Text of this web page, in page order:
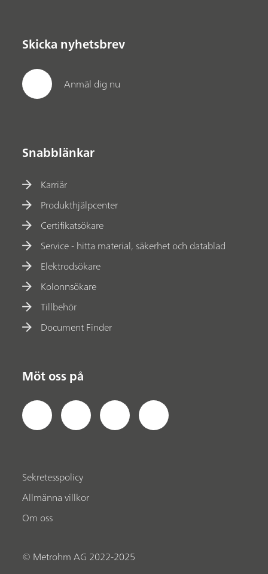
Skicka nyhetsbrev
Anmäl dig nu
Snabblänkar
Karriär
Produkthjälpcenter
Certifikatsökare
Service - hitta material, säkerhet och datablad
Elektrodsökare
Kolonnsökare
Tillbehör
Document Finder
Möt oss på
Sekretesspolicy
Allmänna villkor
Om oss
© Metrohm AG 2022-2025